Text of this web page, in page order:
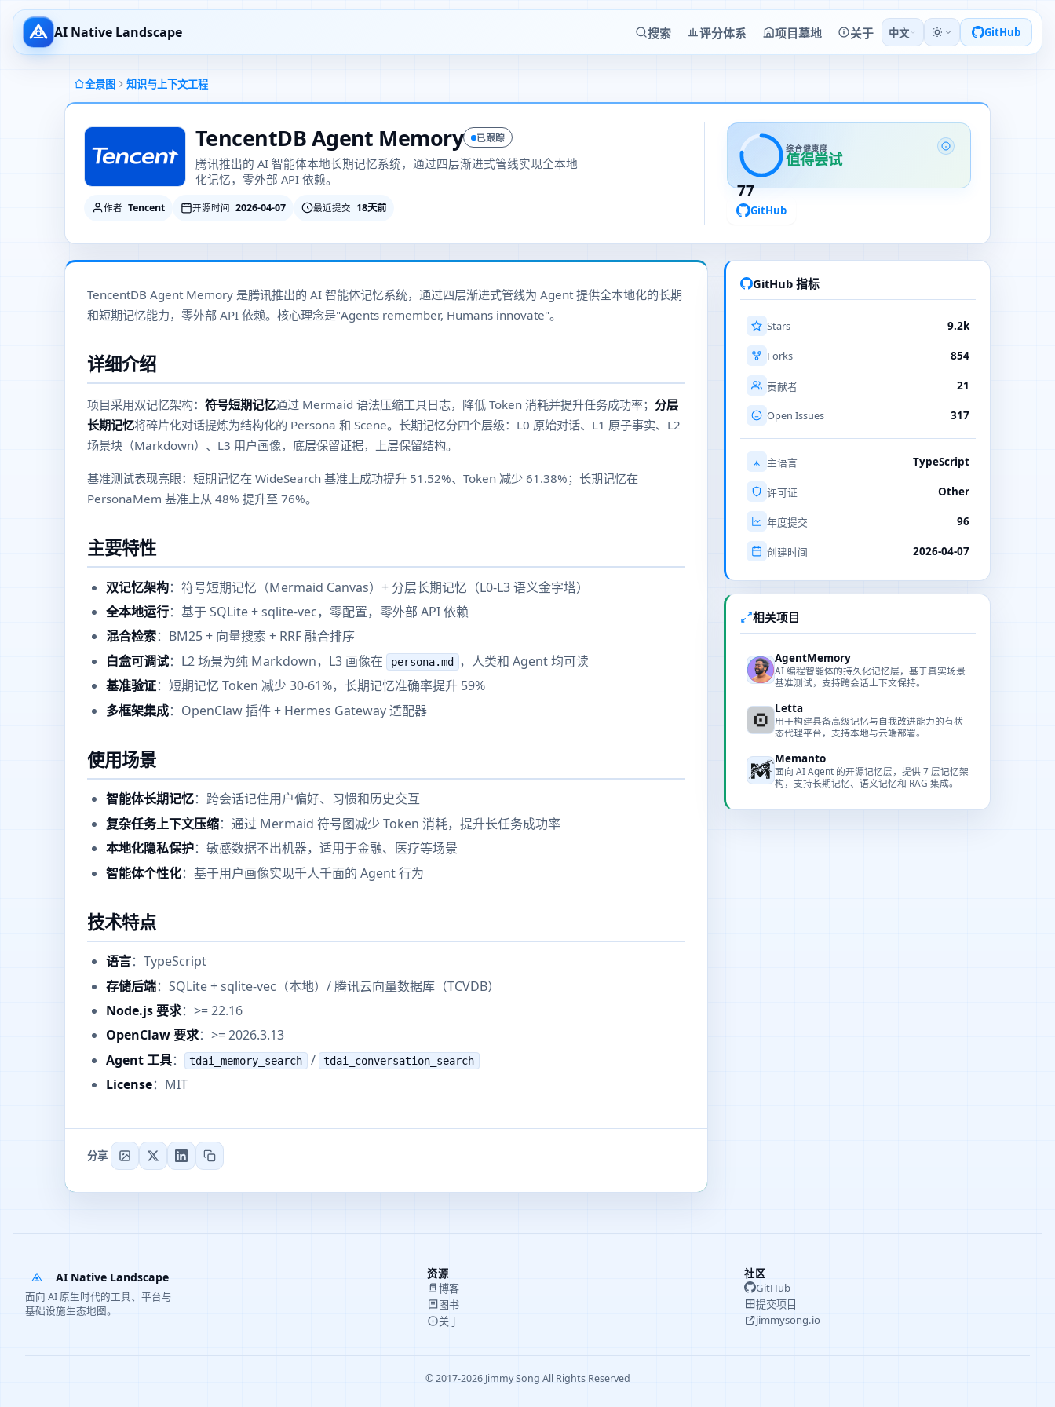
AI Native Landscape 搜索 评分体系 项目墓地 关于 中文 GitHub
全景图 知识与上下文工程
TencentDB Agent Memory 已跟踪
腾讯推出的 AI 智能体本地长期记忆系统，通过四层渐进式管线实现全本地
化记忆，零外部 API 依赖。
作者 Tencent 开源时间 2026-04-07 最近提交 18天前
77
综合健康度
值得尝试
GitHub
TencentDB Agent Memory 是腾讯推出的 AI 智能体记忆系统，通过四层渐进式管线为 Agent 提供全本地化的长期
和短期记忆能力，零外部 API 依赖。核心理念是"Agents remember, Humans innovate"。
详细介绍
项目采用双记忆架构： 符号短期记忆通过 Mermaid 语法压缩工具日志，降低 Token 消耗并提升任务成功率； 分层
长期记忆将碎片化对话提炼为结构化的 Persona 和 Scene。长期记忆分四个层级：L0 原始对话、L1 原子事实、L2
场景块（Markdown）、L3 用户画像，底层保留证据，上层保留结构。
基准测试表现亮眼：短期记忆在 WideSearch 基准上成功提升 51.52%、Token 减少 61.38%；长期记忆在
PersonaMem 基准上从 48% 提升至 76%。
主要特性
双记忆架构：符号短期记忆（Mermaid Canvas）+ 分层长期记忆（L0-L3 语义金字塔）
全本地运行：基于 SQLite + sqlite-vec，零配置，零外部 API 依赖
混合检索：BM25 + 向量搜索 + RRF 融合排序
白盒可调试：L2 场景为纯 Markdown，L3 画像在 persona.md
，人类和 Agent 均可读
基准验证：短期记忆 Token 减少 30-61%，长期记忆准确率提升 59%
多框架集成：OpenClaw 插件 + Hermes Gateway 适配器
使用场景
智能体长期记忆：跨会话记住用户偏好、习惯和历史交互
复杂任务上下文压缩：通过 Mermaid 符号图减少 Token 消耗，提升长任务成功率
本地化隐私保护：敏感数据不出机器，适用于金融、医疗等场景
智能体个性化：基于用户画像实现千人千面的 Agent 行为
技术特点
语言：TypeScript
存储后端：SQLite + sqlite-vec（本地）/ 腾讯云向量数据库（TCVDB）
Node.js 要求：>= 22.16
OpenClaw 要求：>= 2026.3.13
Agent 工具： tdai_memory_search / tdai_conversation_search
License：MIT
分享
GitHub 指标
Stars 9.2k
Forks 854
贡献者 21
Open Issues 317
主语言 TypeScript
许可证 Other
年度提交 96
创建时间 2026-04-07
相关项目
AgentMemory
AI 编程智能体的持久化记忆层，基于真实场景
基准测试，支持跨会话上下文保持。
Letta
用于构建具备高级记忆与自我改进能力的有状
态代理平台，支持本地与云端部署。
Memanto
面向 AI Agent 的开源记忆层，提供 7 层记忆架
构，支持长期记忆、语义记忆和 RAG 集成。
AI Native Landscape
面向 AI 原生时代的工具、平台与
基础设施生态地图。
资源
博客
图书
关于
社区
GitHub
提交项目
jimmysong.io
© 2017-2026 Jimmy Song All Rights Reserved